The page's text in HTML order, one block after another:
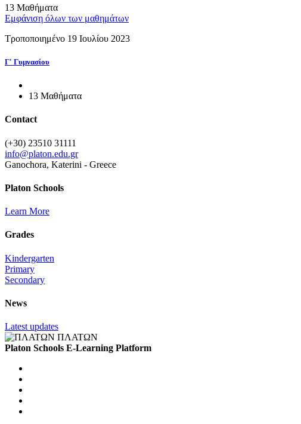
13 Μαθήματα
Εμφάνιση όλων των μαθημάτων
Τροποποιημένο 19 Ιουλίου 2023
Γ' Γυμνασίου
13 Μαθήματα
Contact
(+30) 23510 31111
info@platon.edu.gr
Ganochora, Katerini - Greece
Platon Schools
Learn More
Grades
Kindergarten
Primary
Secondary
News
Latest updates
ΠΛΑΤΩΝ
Platon Schools E-Learning Platform